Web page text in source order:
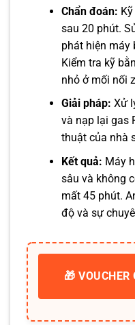
Chẩn đoán:
sau 20 phút.
phát hiện máy
Kiểm tra kỹ
nhỏ ở mối nối
Giải pháp: Xử
và nạp lại gas
thuật của nhà
Kết quả: Máy
sâu và không
mất 45 phút.
độ và sự
🎁